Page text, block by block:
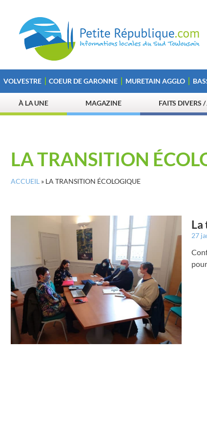
VOLVESTRE COEUR DE GARONNE MURETAIN AGGLO
À LA UNE MAGAZINE FAITS DIVERS /
LA TRANSITION
ACCUEIL » LA TRANSITION ÉCOLOGIQUE
La
27